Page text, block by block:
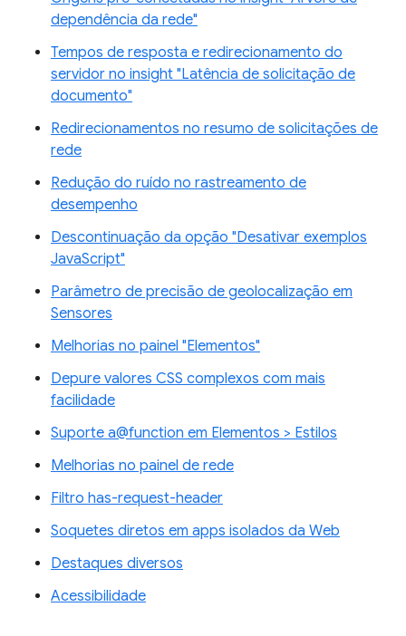
dependência da rede"
Tempos de resposta e redirecionamento do
servidor no insight "Latência de solicitação de
documento"
Redirecionamentos no resumo de solicitações de
rede
Redução do ruído no rastreamento de
desempenho
Descontinuação da opção "Desativar exemplos
JavaScript"
Parâmetro de precisão de geolocalização em
Sensores
Melhorias no painel "Elementos"
Depure valores CSS complexos com mais
facilidade
Suporte a@function em Elementos > Estilos
Melhorias no painel de rede
Filtro has-request-header
Soquetes diretos em apps isolados da Web
Destaques diversos
Acessibilidade